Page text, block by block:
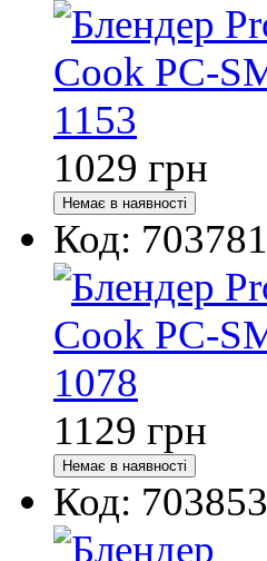
1029 грн
Код: 703781
1129 грн
Код: 703853